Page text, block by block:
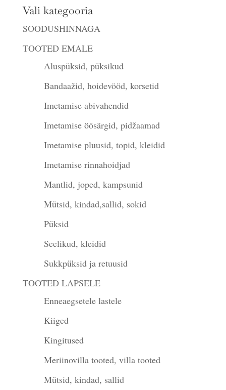
Vali kategooria
SOODUSHINNAGA
TOOTED EMALE
Aluspüksid, püksikud
Bandaažid, hoidevööd, korsetid
Imetamise abivahendid
Imetamise öösärgid, pidžaamad
Imetamise pluusid, topid, kleidid
Imetamise rinnahoidjad
Mantlid, joped, kampsunid
Mütsid, kindad,sallid, sokid
Püksid
Seelikud, kleidid
Sukkpüksid ja retuusid
TOOTED LAPSELE
Enneaegsetele lastele
Kiiged
Kingitused
Meriinovilla tooted, villa tooted
Mütsid, kindad, sallid